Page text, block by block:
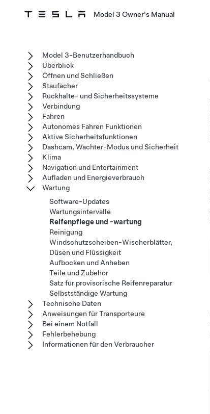
Model 3 Owner's Manual
Model 3-Benutzerhandbuch
Überblick
Öffnen und Schließen
Staufächer
Rückhalte- und Sicherheitssysteme
Verbindung
Fahren
Autonomes Fahren Funktionen
Aktive Sicherheitsfunktionen
Dashcam, Wächter-Modus und Sicherheit
Klima
Navigation und Entertainment
Aufladen und Energieverbrauch
Wartung
Software-Updates
Wartungsintervalle
Reifenpflege und -wartung
Reinigung
Windschutzscheiben-Wischerblätter,
Düsen und Flüssigkeit
Aufbocken und Anheben
Teile und Zubehör
Satz für provisorische Reifenreparatur
Selbstständige Wartung
Technische Daten
Anweisungen für Transporteure
Bei einem Notfall
Fehlerbehebung
Informationen für den Verbraucher